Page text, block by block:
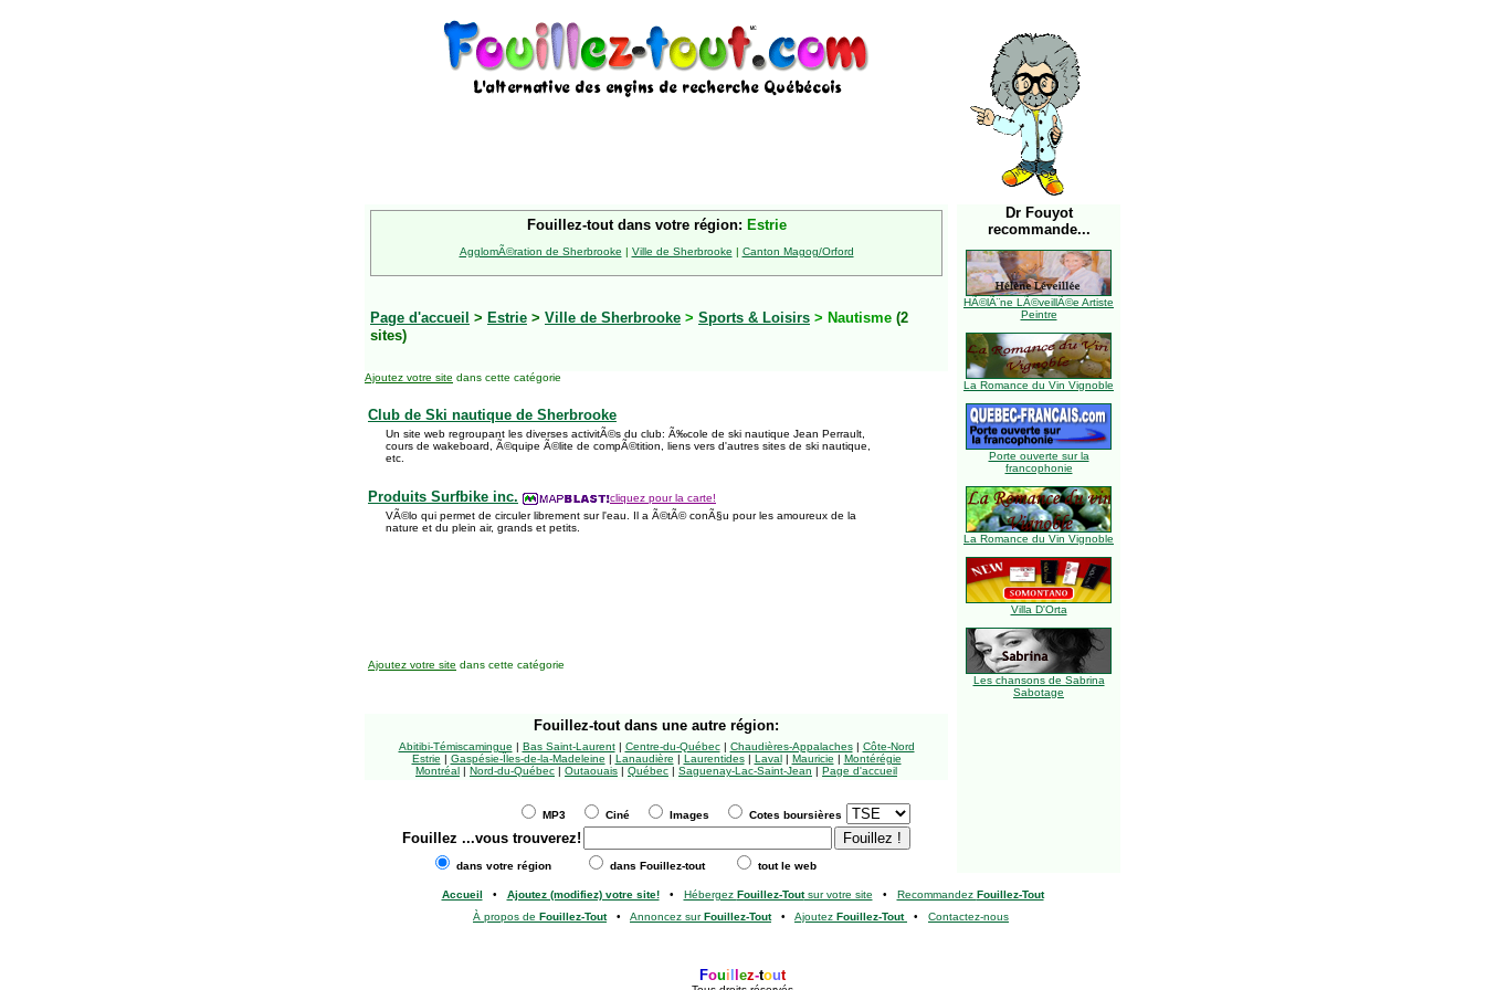
Fouillez-tout dans votre région: Estrie
AgglomÃ©ration de Sherbrooke | Ville de Sherbrooke | Canton Magog/Orford
Page d'accueil > Estrie > Ville de Sherbrooke > Sports & Loisirs > Nautisme (2
sites)
Ajoutez votre site dans cette catégorie
Club de Ski nautique de Sherbrooke
Un site web regroupant les diverses activitÃ©s du club: Ã‰cole de ski nautique Jean Perrault,
cours de wakeboard, Ã©quipe Ã©lite de compÃ©tition, liens vers d'autres sites de ski nautique,
etc.
Produits Surfbike inc.
cliquez pour la carte!
VÃ©lo qui permet de circuler librement sur l'eau. Il a Ã©tÃ© conÃ§u pour les amoureux de la
nature et du plein air, grands et petits.
Dr Fouyot
recommande...
HÃ©lÃ¨ne LÃ©veillÃ©e Artiste
Peintre
La Romance du Vin Vignoble
Porte ouverte sur la
francophonie
La Romance du Vin Vignoble
Villa D'Orta
Les chansons de Sabrina
Sabotage
Ajoutez votre site dans cette catégorie
Fouillez-tout dans une autre région:
Abitibi-Témiscamingue | Bas Saint-Laurent| Centre-du-Québec| Chaudières-Appalaches| Côte-Nord
Estrie | Gaspésie-Îles-de-la-Madeleine | Lanaudière | Laurentides| Laval| Mauricie | Montérégie
Montréal | Nord-du-Québec | Outaouais | Québec | Saguenay-Lac-Saint-Jean | Page d'accueil
MP3 Ciné Images Cotes boursières
Fouillez ...vous trouverez!
dans votre région dans Fouillez-tout tout le web
Accueil • Ajoutez (modifiez) votre site!• Hébergez Fouillez-Toutsur votre site • Recommandez Fouillez-Tout
À propos de Fouillez-Tout• Annoncez surFouillez-Tout• Ajoutez Fouillez-Tout • Contactez-nous
Foui ez-tout